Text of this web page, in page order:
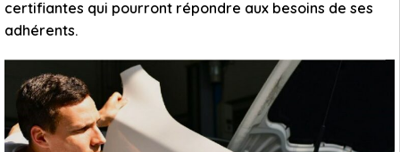
certifiantes qui pourront répondre aux besoins de ses
adhérents.